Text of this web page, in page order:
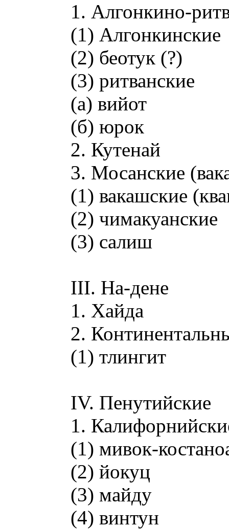
1. Алгонкино-
(1) Алгонкинские
(2) беотук (?)
(3) ритванские
(а) вийот
(б) юрок
2. Кутенай
3. Мосанские
(1) вакашские
(2) чимакуанские
(3) салиш
III. На-дене
1. Хайда
2.
(1) тлингит
IV. Пенутийские
1.
(1) мивок-
(2) йокуц
(3) майду
(4) винтун